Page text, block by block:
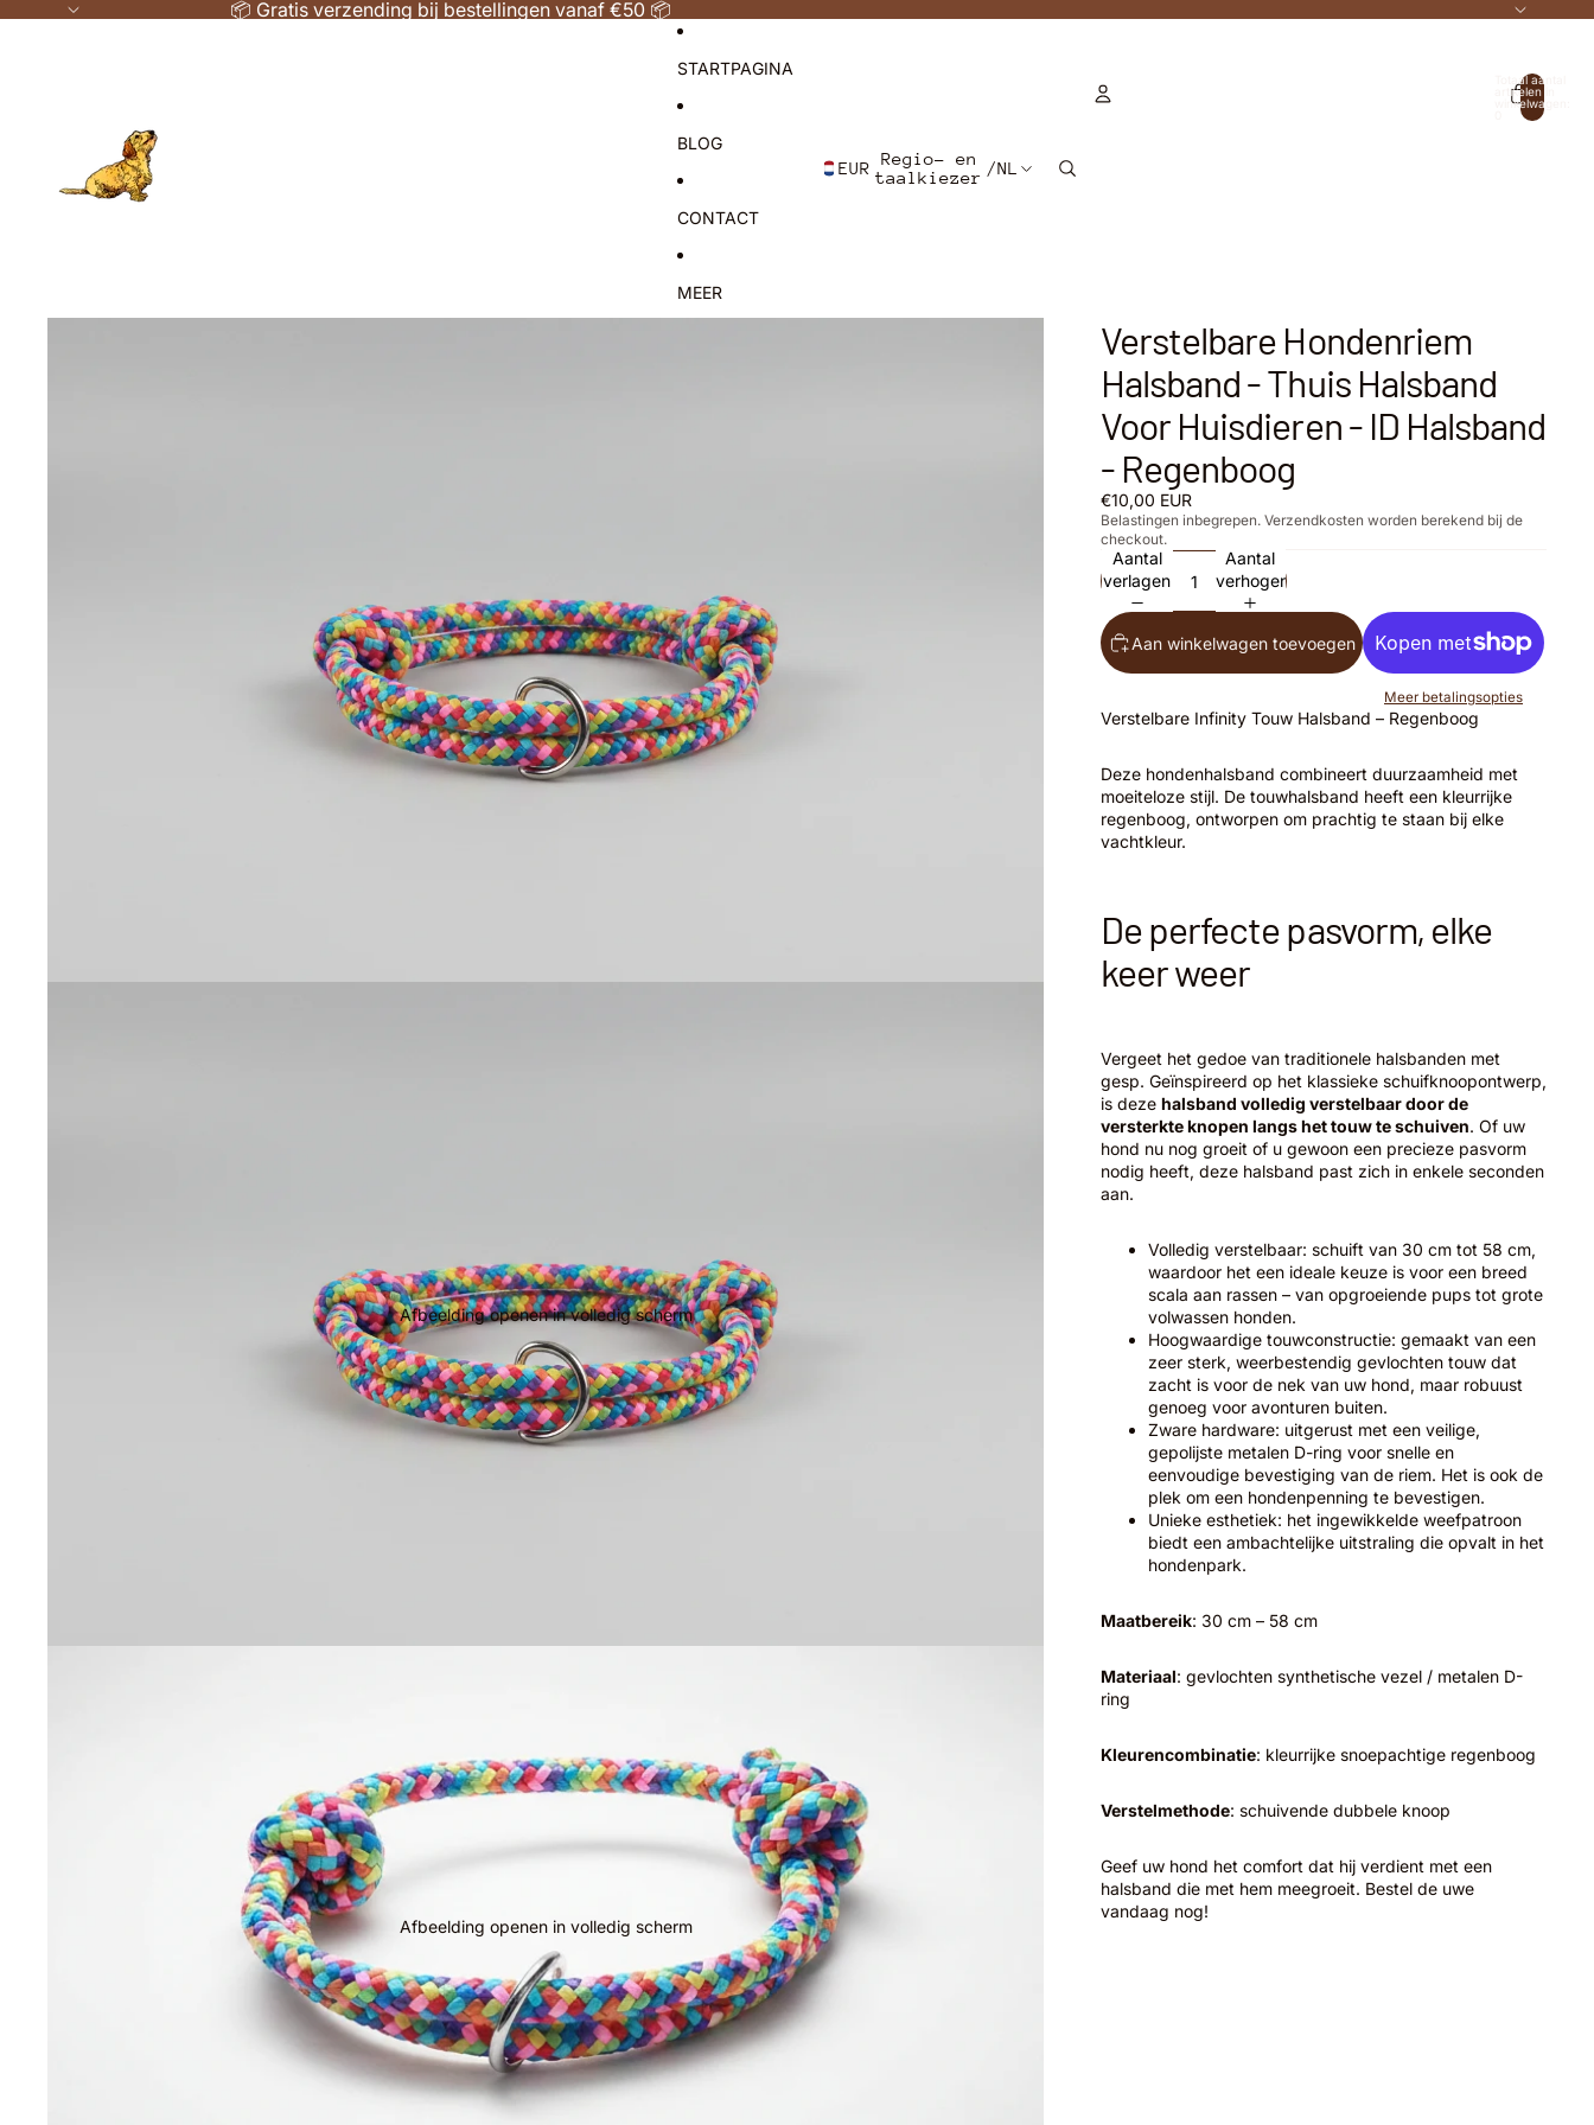
📦 Gratis verzending bij bestellingen vanaf €50 📦
STARTPAGINA
BLOG
CONTACT
MEER
EUR Regio- en
taalkiezer /NL
Totaal aantal
artikelen in
winkelwagen:
Afbeelding openen in volledig scherm
Afbeelding openen in volledig scherm
Verstelbare Hondenriem
Halsband - Thuis Halsband
Voor Huisdieren - ID Halsband
- Regenboog
€10,00 EUR
Belastingen inbegrepen. Verzendkosten worden berekend bij de
checkout.
Aantal
verlagen
Aantal
verhogen
Aan winkelwagen toevoegen
Meer betalingsopties
Verstelbare Infinity Touw Halsband – Regenboog
Deze hondenhalsband combineert duurzaamheid met
moeiteloze stijl. De touwhalsband heeft een kleurrijke
regenboog, ontworpen om prachtig te staan bij elke
vachtkleur.
De perfecte pasvorm, elke
keer weer
Vergeet het gedoe van traditionele halsbanden met
gesp. Geïnspireerd op het klassieke schuifknoopontwerp,
is deze halsband volledig verstelbaar door de
versterkte knopen langs het touw te schuiven. Of uw
hond nu nog groeit of u gewoon een precieze pasvorm
nodig heeft, deze halsband past zich in enkele seconden
aan.
Volledig verstelbaar: schuift van 30 cm tot 58 cm,
waardoor het een ideale keuze is voor een breed
scala aan rassen – van opgroeiende pups tot grote
volwassen honden.
Hoogwaardige touwconstructie: gemaakt van een
zeer sterk, weerbestendig gevlochten touw dat
zacht is voor de nek van uw hond, maar robuust
genoeg voor avonturen buiten.
Zware hardware: uitgerust met een veilige,
gepolijste metalen D-ring voor snelle en
eenvoudige bevestiging van de riem. Het is ook de
plek om een hondenpenning te bevestigen.
Unieke esthetiek: het ingewikkelde weefpatroon
biedt een ambachtelijke uitstraling die opvalt in het
hondenpark.
Maatbereik: 30 cm – 58 cm
Materiaal: gevlochten synthetische vezel / metalen D-
ring
Kleurencombinatie: kleurrijke snoepachtige regenboog
Verstelmethode: schuivende dubbele knoop
Geef uw hond het comfort dat hij verdient met een
halsband die met hem meegroeit. Bestel de uwe
vandaag nog!